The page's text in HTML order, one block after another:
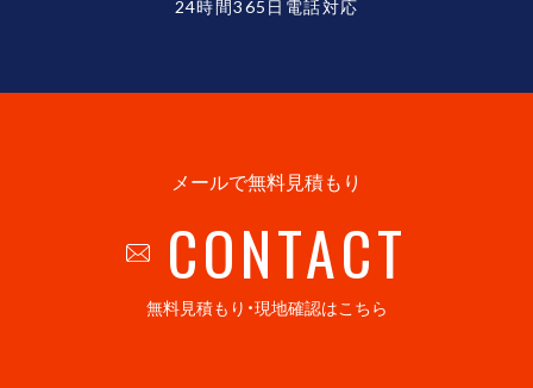
24時間365日電話対応
メールで無料見積もり
CONTACT
無料見積もり・現地確認はこちら